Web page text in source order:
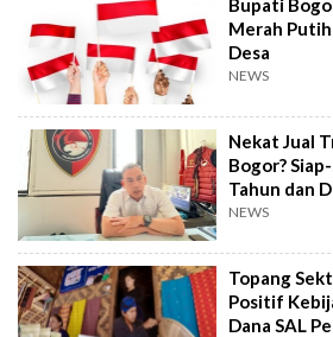
Bupati
Merah
Desa
NEWS
Nekat Jual
Bogor?
Tahun dan
NEWS
Topang
Positif
Dana SAL